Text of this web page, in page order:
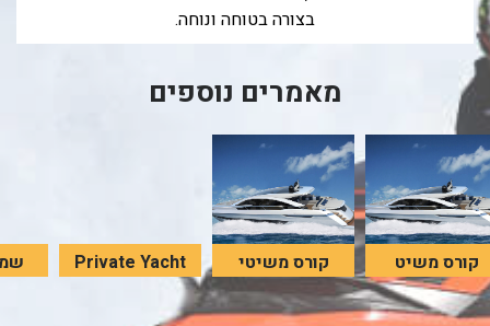
בצורה בטוחה ונוחה.
מאמרים נוספים
קורס משיט
יאכטות
בחברת כאן על
קורס משיטי
יאכטה
בחברת כאן על
Private Yacht
אין תקציר נייד